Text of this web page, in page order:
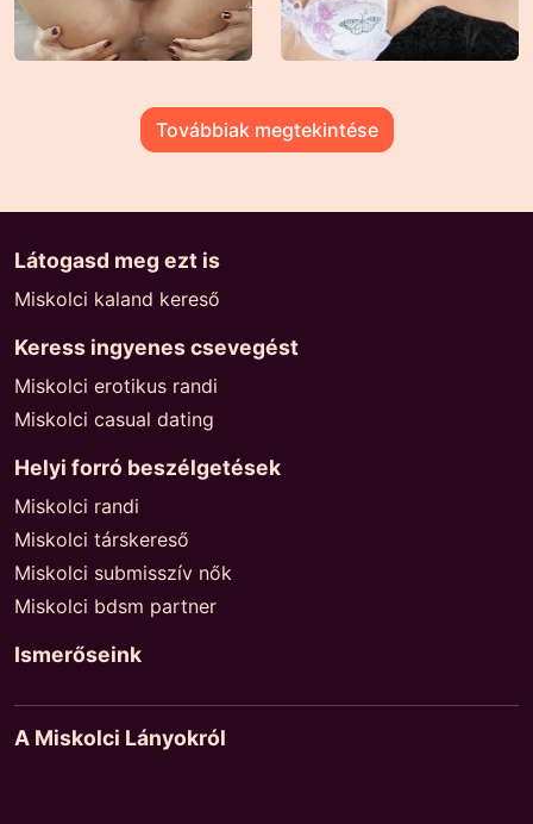
Továbbiak megtekintése
Látogasd meg ezt is
Miskolci kaland kereső
Keress ingyenes csevegést
Miskolci erotikus randi
Miskolci casual dating
Helyi forró beszélgetések
Miskolci randi
Miskolci társkereső
Miskolci submisszív nők
Miskolci bdsm partner
Ismerőseink
A Miskolci Lányokról